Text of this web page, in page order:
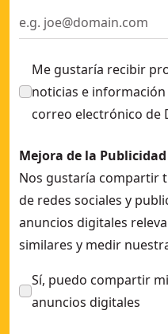
Me gustaría recibir
noticias e
correo electrónico de
Mejora de la Publicidad
Nos gustaría compartir
de redes sociales y
anuncios digitales
similares y medir
Sí, puedo compartir
anuncios digitales